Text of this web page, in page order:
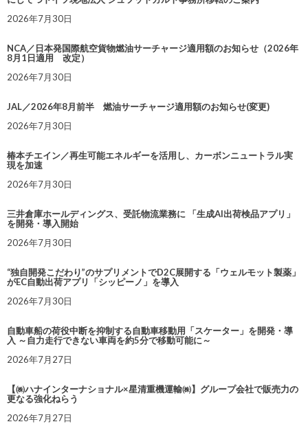
2026年7月30日
NCA／日本発国際航空貨物燃油サーチャージ適用額のお知らせ（2026年
8月1日適用 改定）
2026年7月30日
JAL／2026年8月前半 燃油サーチャージ適用額のお知らせ(変更)
2026年7月30日
椿本チエイン／再生可能エネルギーを活用し、カーボンニュートラル実
現を加速
2026年7月30日
三井倉庫ホールディングス、受託物流業務に 「生成AI出荷検品アプリ」
を開発・導入開始
2026年7月30日
“独自開発こだわり”のサプリメントでD2C展開する「ウェルモット製薬」
がEC自動出荷アプリ「シッピーノ」を導入
2026年7月30日
自動車船の荷役中断を抑制する自動車移動用「スケーター」を開発・導
入 ～自力走行できない車両を約5分で移動可能に～
2026年7月27日
【㈱ハナインターナショナル×星清重機運輸㈱】グループ会社で販売力の
更なる強化ねらう
2026年7月27日